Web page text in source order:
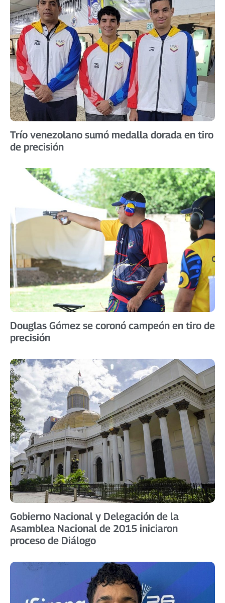
Trío venezolano sumó medalla dorada en tiro
de precisión
Douglas Gómez se coronó campeón en tiro de
precisión
Gobierno Nacional y Delegación de la
Asamblea Nacional de 2015 iniciaron
proceso de Diálogo